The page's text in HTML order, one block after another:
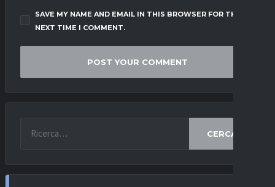
SAVE MY NAME AND EMAIL IN THIS BROWSER FOR THE
NEXT TIME I COMMENT.
CERCA